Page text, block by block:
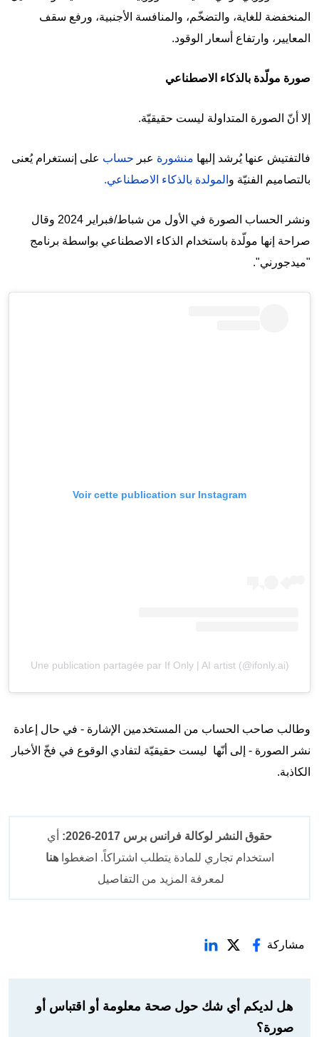
المنخفضة للغاية، والتضخّم، والمنافسة الأجنبية، ورفع سقف
المعايير، وارتفاع أسعار الوقود.
صورة مولّدة بالذكاء الاصطناعي
إلا أنّ الصورة المتداولة ليست حقيقيّة.
فالتفتيش عنها يُرشد إليها منشورة عبر حساب على إنستغرام يُعنى
بالتصاميم الفنيّة و المولدة بالذكاء الاصطناعي.
ونشر الحساب الصورة في الأول من شباط/فبراير 2024 وقال
صراحة إنها مولّدة باستخدام الذكاء الاصطناعي بواسطة برنامج
"ميدجورني".
Voir cette publication sur Instagram
Une publication partagée par If Only | AI artist (@ifonly.ai)
وطالب صاحب الحساب من المستخدمين الإشارة - في حال إعادة
نشر الصورة - إلى أنّها ليست حقيقيّة لتفادي الوقوع في فخّ الأخبار
الكاذبة.
حقوق النشر لوكالة فرانس برس 2017-2026:
أي
استخدام تجاري للمادة يتطلب اشتراكاً. اضغطواهنا
لمعرفة المزيد من التفاصيل
مشاركة
هل لديكم أي شك حول صحة معلومة أو اقتباس أو
صورة؟